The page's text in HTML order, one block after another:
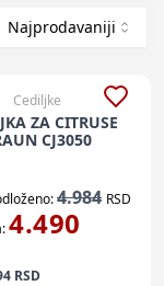
Najprodavaniji
Cediljke
ZA CITRUSE
CJ3050
4.984 RSD
4.490
RSD